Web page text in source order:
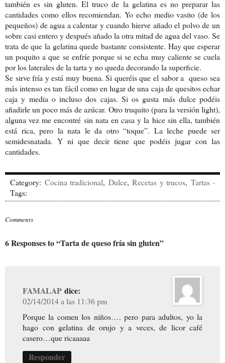
también es sin gluten. El truco de la gelatina es no preparar las
cantidades como ellos recomiendan. Yo echo medio vasito (de los
pequeños) de agua a calentar y cuando hierve añado el polvo de un
sobre casi entero y después añado la otra mitad de agua del vaso. Se
trata de que la gelatina quede bastante consistente. Hay que esperar
un poquito a que se enfríe porque si se echa muy caliente se cuela
por los laterales de la tarta y no queda decorando la superficie.
Se sirve fría y está muy buena. Si queréis que el sabor a queso sea
más intenso es tan fácil como en lugar de una caja de quesitos echar
caja y media o incluso dos cajas. Si os gusta más dulce podéis
añadirle un poco más de azúcar. Otro truquito (para la versión light),
alguna vez me encontré sin nata en casa y la hice sin ella, también
está rica, pero la nata le da otro “toque”. La leche puede ser
semidesnatada. Y ni que decir tiene que podéis jugar con las
cantidades.
Category: Cocina tradicional, Dulce, Recetas y trucos, Tartas·
Tags:
Comments
6 Responses to “Tarta de queso fría sin gluten”
FAMALAP dice:
02/14/2014 a las 11:36 pm
Porque la comen los niños…. pero para adultos, yo la
hago con gelatina de orujo y a veces, de licor café
casero…que ricaaaaa
Responder